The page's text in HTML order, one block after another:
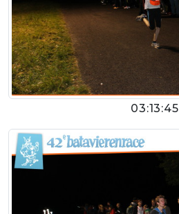
03:13:45